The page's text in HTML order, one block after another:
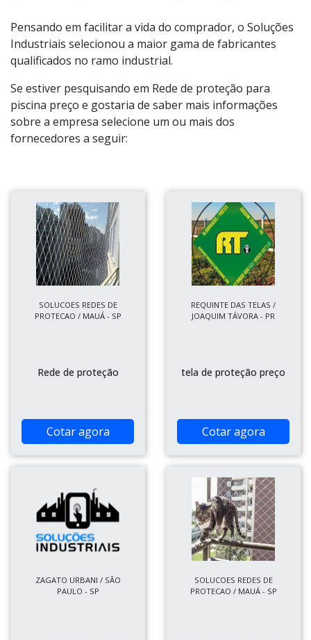
Pensando em facilitar a vida do comprador, o Soluções
Industriais selecionou a maior gama de fabricantes
qualificados no ramo industrial.
Se estiver pesquisando em Rede de proteção para
piscina preço e gostaria de saber mais informações
sobre a empresa selecione um ou mais dos
fornecedores a seguir:
SOLUCOES REDES DE
PROTECAO / MAUÁ - SP
Rede de proteção
Cotar agora
REQUINTE DAS TELAS /
JOAQUIM TÁVORA - PR
tela de proteção preço
Cotar agora
ZAGATO URBANI / SÃO
PAULO - SP
SOLUCOES REDES DE
PROTECAO / MAUÁ - SP